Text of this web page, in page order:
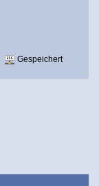
Gespeichert